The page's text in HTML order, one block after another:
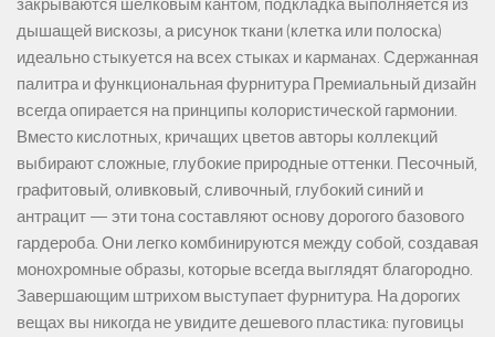
закрываются шелковым кантом, подкладка выполняется из
дышащей вискозы, а рисунок ткани (клетка или полоска)
идеально стыкуется на всех стыках и карманах. Сдержанная
палитра и функциональная фурнитура Премиальный дизайн
всегда опирается на принципы колористической гармонии.
Вместо кислотных, кричащих цветов авторы коллекций
выбирают сложные, глубокие природные оттенки. Песочный,
графитовый, оливковый, сливочный, глубокий синий и
антрацит — эти тона составляют основу дорогого базового
гардероба. Они легко комбинируются между собой, создавая
монохромные образы, которые всегда выглядят благородно.
Завершающим штрихом выступает фурнитура. На дорогих
вещах вы никогда не увидите дешевого пластика: пуговицы